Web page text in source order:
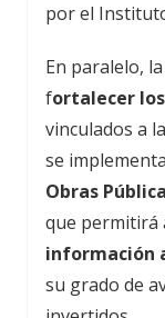
por el
En paralelo,
fortalecer
vinculados a
se
Obras
que permitirá
información
su grado de